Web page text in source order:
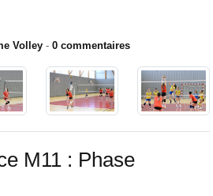
Volley - 0 commentaires
M11 : Phase